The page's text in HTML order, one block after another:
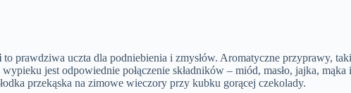
to prawdziwa uczta dla podniebienia i zmysłów. Aromatyczne przyprawy,
jest odpowiednie połączenie składników – miód, masło, jajka,
przekąska na zimowe wieczory przy kubku gorącej czekolady.